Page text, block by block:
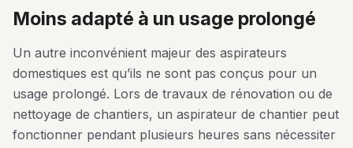
moins adapté à un usage prolongé
Un autre inconvénient majeur des aspirateurs
domestiques est qu’ils ne sont pas conçus pour un
usage prolongé. Lors de travaux de rénovation ou de
nettoyage de chantiers, un aspirateur de chantier peut
fonctionner pendant plusieurs heures sans nécessiter